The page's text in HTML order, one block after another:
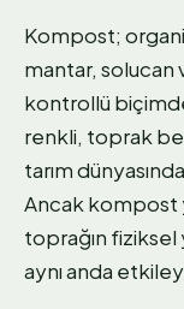
Kompost;
mantar,
kontrollü biçimde
renkli, toprak
tarım
Ancak kompost
toprağın fiziksel
aynı anda